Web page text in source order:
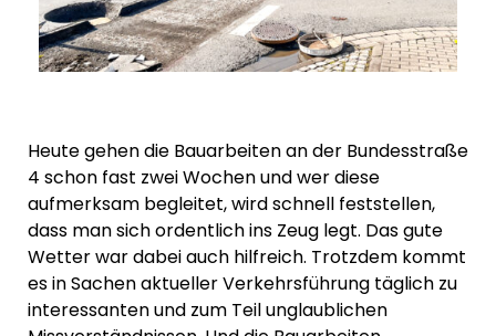
Heute gehen die Bauarbeiten an der Bundesstraße
4 schon fast zwei Wochen und wer diese
aufmerksam begleitet, wird schnell feststellen,
dass man sich ordentlich ins Zeug legt. Das gute
Wetter war dabei auch hilfreich. Trotzdem kommt
es in Sachen aktueller Verkehrsführung täglich zu
interessanten und zum Teil unglaublichen